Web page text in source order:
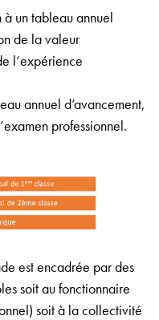
un tableau annuel
de la valeur
l’expérience
annuel d’avancement,
professionnel.
est encadrée par des
soit au fonctionnaire
soit à la collectivité